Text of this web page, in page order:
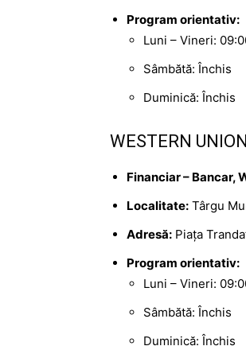
Program orientativ:
Luni – Vineri:
Sâmbătă: Închis
Duminică: Închis
WESTERN
Financiar – Bancar,
Localitate: Târgu
Adresă: Piața
Program orientativ:
Luni – Vineri:
Sâmbătă: Închis
Duminică: Închis